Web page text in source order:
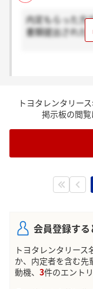
内定もらった方
書類提出された
トヨタレンタリー
掲示板の閲覧
会員登録する
トヨタレンタリース
か、内定者を含む先
動機、 3件のエント